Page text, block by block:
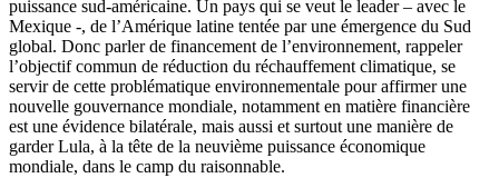
puissance sud-américaine. Un pays qui se veut le leader – avec le
Mexique -, de l’Amérique latine tentée par une émergence du Sud
global. Donc parler de financement de l’environnement, rappeler
l’objectif commun de réduction du réchauffement climatique, se
servir de cette problématique environnementale pour affirmer une
nouvelle gouvernance mondiale, notamment en matière financière
est une évidence bilatérale, mais aussi et surtout une manière de
garder Lula, à la tête de la neuvième puissance économique
mondiale, dans le camp du raisonnable.